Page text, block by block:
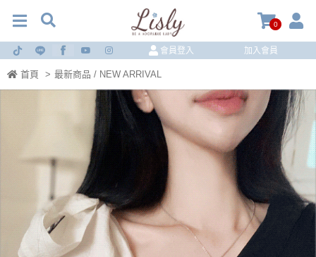
0
會員登入 加入會員
首頁 > 最新商品 / NEW ARRIVAL